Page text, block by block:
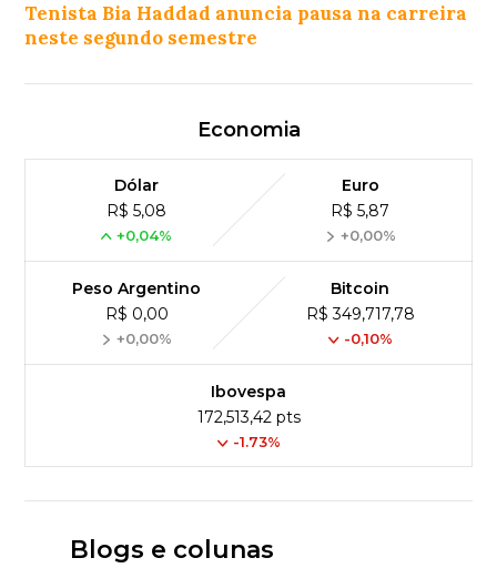
Tenista Bia Haddad anuncia pausa na carreira
neste segundo semestre
Economia
Dólar
R$ 5,08
+0,04%
Euro
R$ 5,87
+0,00%
Peso Argentino
R$ 0,00
+0,00%
Bitcoin
R$ 349,717,78
-0,10%
Ibovespa
172,513,42 pts
-1.73%
Blogs e colunas